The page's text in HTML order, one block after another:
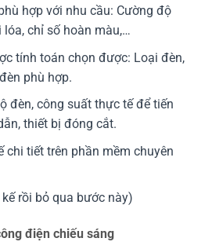
hợp với nhu cầu: Cường độ
chỉ số hoàn màu,…
tính toán chọn được: Loại đèn,
phù hợp.
đèn, công suất thực tế để tiến
thiết bị đóng cắt.
chi tiết trên phần mềm chuyên
rồi bỏ qua bước này)
điện chiếu sáng